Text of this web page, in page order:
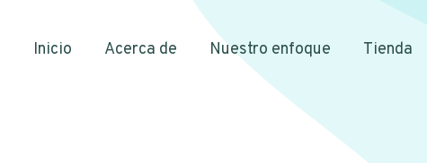
Inicio Acerca de Nuestro enfoque Tienda